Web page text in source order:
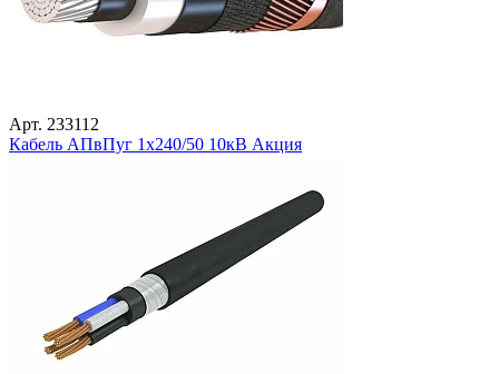
Арт. 233112
Кабель АПвПуг 1х240/50 10кВ Акция